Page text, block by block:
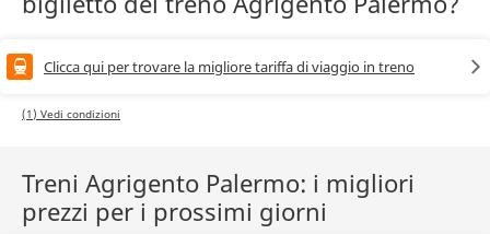
Clicca qui per trovare la migliore tariffa di viaggio in treno
(1) Vedi condizioni
Treni Agrigento Palermo: i migliori
prezzi per i prossimi giorni